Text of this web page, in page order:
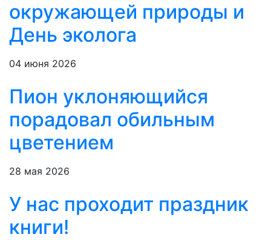
окружающей природы и
День эколога
04 июня 2026
Пион уклоняющийся
порадовал обильным
цветением
28 мая 2026
У нас проходит праздник
книги!